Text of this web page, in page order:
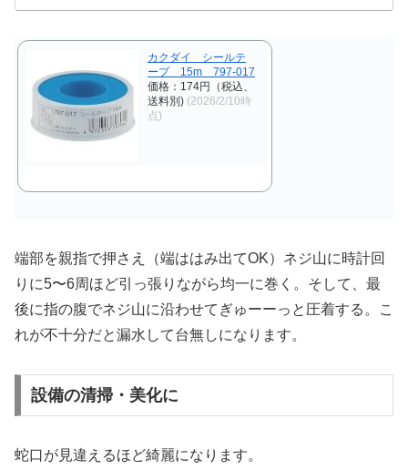
カクダイ シールテ
ープ 15m 797-017
価格：174円（税込、
送料別) (2026/2/10時
点)
端部を親指で押さえ（端ははみ出てOK）ネジ山に時計回
りに5〜6周ほど引っ張りながら均一に巻く。そして、最
後に指の腹でネジ山に沿わせてぎゅーーっと圧着する。こ
れが不十分だと漏水して台無しになります。
設備の清掃・美化に
蛇口が見違えるほど綺麗になります。